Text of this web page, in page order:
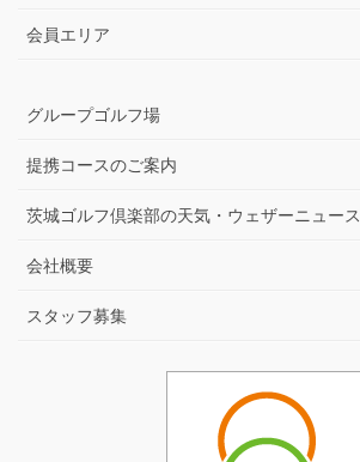
会員エリア
グループゴルフ場
提携コースのご案内
茨城ゴルフ倶楽部の天気・ウェザーニュース
会社概要
スタッフ募集